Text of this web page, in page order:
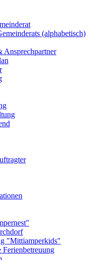
(alphabetisch)
Ansprechpartner
"Mittiamperkids"